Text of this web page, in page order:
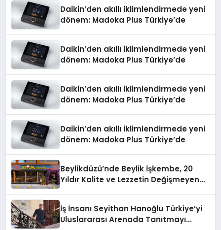
Daikin’den akıllı iklimlendirmede yeni
dönem: Madoka Plus Türkiye’de
Daikin’den akıllı iklimlendirmede yeni
dönem: Madoka Plus Türkiye’de
Daikin’den akıllı iklimlendirmede yeni
dönem: Madoka Plus Türkiye’de
Daikin’den akıllı iklimlendirmede yeni
dönem: Madoka Plus Türkiye’de
Beylikdüzü’nde Beylik İşkembe, 20
Yıldır Kalite ve Lezzetin Değişmeyen
İş İnsanı Seyithan Hanoğlu Türkiye’yi
Uluslararası Arenada Tanıtmayı